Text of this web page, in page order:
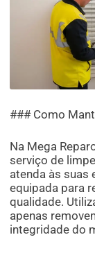
### Como
Na Mega
serviço de
atenda às suas
equipada para
qualidade.
apenas
integridade do